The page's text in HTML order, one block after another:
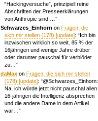
“Hackingversuche”, prinzipiell reine
Abschriften der Presseerklärungen
von Anthropic sind.… ”
Schwarzes_Einhorn onFragen, die
sich mir stellen (178) [update]: “Ich bin
inzwischen wirklich so weit, 85 % der
16jährigen und wenige Jahre drüber
oder darunter pauschal für verblödet
zu… ”
daMax onFragen, die sich mir stellen
(178) [update]: “@Schwarzes_Einhorn:
Na, ich würde jetzt nicht pauschal allen
16-jährigen die Intelligenz absprechen
und die andere Dame in dem Artikel
war… ”